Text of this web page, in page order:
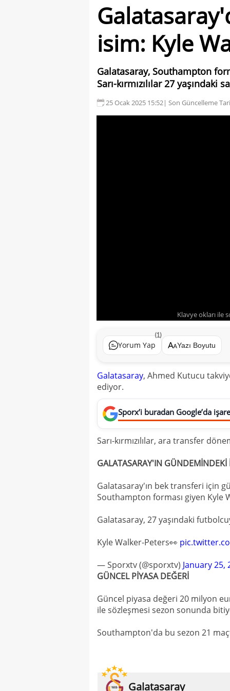
isim: Kyle
Galatasaray, Southampton
Sarı-kırmızılılar 27
25 Ocak 2025 15:52| Son Güncelleme
Klavye okları ile
Yorum Yap
(1)
Yazı Boyutu
Galatasaray, Ahmed Kutucu
ediyor.
Sporx’i buradan Google’da
Sarı-kırmızılılar, ara transfer
GALATASARAY'IN GÜNDEMİNDEKİ
Galatasaray'ın bek transferi için
Southampton forması giyen Kyle
Galatasaray, 27 yaşındaki
Kyle Walker-Peters👀
— Sporxtv (@sporxtv) January 25,
GÜNCEL PİYASA DEĞERİ
Güncel piyasa değeri 20 milyon
ile sözleşmesi sezon sonunda
Southampton'da bu sezon 21
Galatasaray